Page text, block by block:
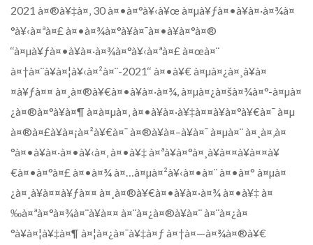
2021 à¤®à¥‡à¤‚ 30 à¤•à¤°à¥‹à¥œ à¤µà¥ƒà¤•à¥à¤·à¤¾à¤
°à¥‹à¤ªà¤£ à¤•à¤¾à¤°à¥à¤¯à¤•à¥à¤°à¤®
‘‘à¤µà¥ƒà¤•à¥à¤·à¤¾à¤°à¥‹à¤ªà¤£ à¤œà¤¨
à¤†à¤¨à¥à¤¦à¥‹à¤²à¤¨-2021‘‘ à¤•à¥€ à¤µà¤¿à¤¸à¥à¤
¤à¥ƒà¤¤ à¤¸à¤®à¥€à¤•à¥à¤·à¤¾, à¤µà¤¿à¤šà¤¾à¤°-à¤µà¤
¿à¤®à¤°à¥à¤¶ à¤à¤µà¤‚ à¤•à¥à¤·à¥‡à¤¤à¥à¤°à¥€à¤¯ à¤µ
à¤®à¤£à¥à¤¡à¤²à¥€à¤¯ à¤®à¥à¤–à¥à¤¯ à¤µà¤¨ à¤¸à¤‚à¤
°à¤•à¥à¤·à¤•à¥‹à¤‚ à¤•à¥‡ à¤ªà¥à¤°à¤¸à¥à¤¤à¥à¤¤à¥
€à¤•à¤°à¤£ à¤•à¤¾ à¤…à¤µà¤²à¥‹à¤•à¤¨ à¤•à¤° à¤µà¤
¿à¤¸à¥à¤¤à¥ƒà¤¤ à¤¸à¤®à¥€à¤•à¥à¤·à¤¾ à¤•à¥‡ à¤
‰à¤ªà¤°à¤¾à¤¨à¥à¤¤ à¤¨à¤¿à¤®à¥à¤¨ à¤¨à¤¿à¤
°à¥à¤¦à¥‡à¤¶ à¤¦à¤¿à¤¯à¥‡à¤ƒ à¤†à¤—à¤¾à¤®à¥€